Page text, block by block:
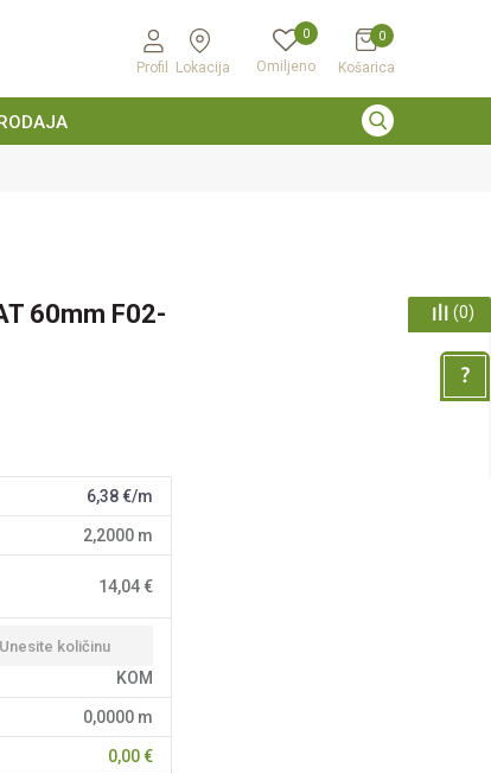
Profil Lokacija Omiljeno
0
Košarica
0
60mm F02-
6,38€/m
2,2000 m
14,04€
KOM
0,0000 m
0,00€
(0)